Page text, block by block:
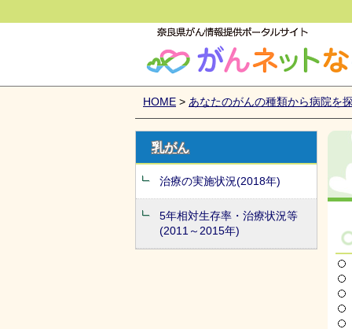
がんネットなら
HOME > あなたのがんの種類から病院を
乳がん
治療の実施状況(2018年)
5年相対生存率・治療状況等
(2011～2015年)